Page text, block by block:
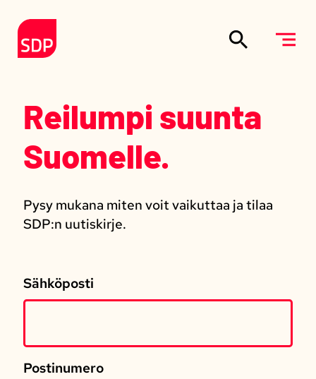
Etusivulle
Reilumpi suunta
Suomelle.
Pysy mukana miten voit vaikuttaa ja tilaa
SDP:n uutiskirje.
Sähköposti
Postinumero